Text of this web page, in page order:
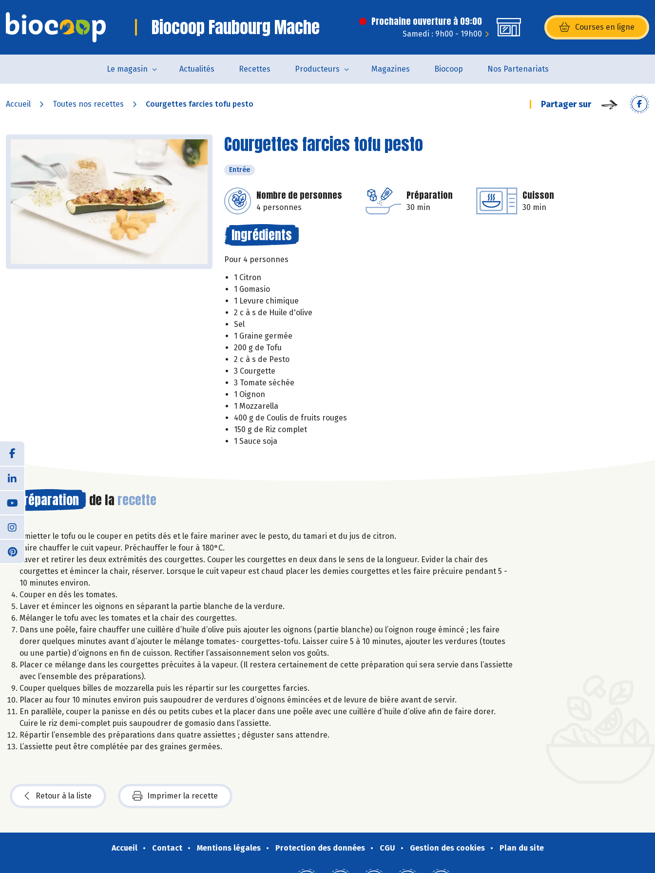
Biocoop Faubourg Mache Prochaine ouverture à 09:00
Samedi : 9h00 - 19h00
Courses en ligne
(s’ouvre dans une nouvelle
Le magasin Actualités Recettes Producteurs Magazines Biocoop Nos Partenariats
Accueil Toutes nos recettes Courgettes farcies tofu pesto Partager sur
Courgettes farcies tofu pesto
Entrée
Nombre de personnes
4 personnes
Préparation
30 min
Cuisson
30 min
Ingrédients
Pour 4 personnes
1 Citron
1 Gomasio
1 Levure chimique
2 c à s de Huile d'olive
Sel
1 Graine germée
200 g de Tofu
2 c à s de Pesto
3 Courgette
3 Tomate séchée
1 Oignon
1 Mozzarella
400 g de Coulis de fruits rouges
150 g de Riz complet
1 Sauce soja
Préparation de la recette
Emietter le tofu ou le couper en petits dés et le faire mariner avec le pesto, du tamari et du jus de citron.
Faire chauffer le cuit vapeur. Préchauffer le four à 180°C.
Laver et retirer les deux extrémités des courgettes. Couper les courgettes en deux dans le sens de la longueur. Evider la chair des
courgettes et émincer la chair, réserver. Lorsque le cuit vapeur est chaud placer les demies courgettes et les faire précuire pendant 5 -
10 minutes environ.
Couper en dés les tomates.
Laver et émincer les oignons en séparant la partie blanche de la verdure.
Mélanger le tofu avec les tomates et la chair des courgettes.
Dans une poêle, faire chauffer une cuillère d’huile d’olive puis ajouter les oignons (partie blanche) ou l’oignon rouge émincé ; les faire
dorer quelques minutes avant d’ajouter le mélange tomates- courgettes-tofu. Laisser cuire 5 à 10 minutes, ajouter les verdures (toutes
ou une partie) d’oignons en fin de cuisson. Rectifier l’assaisonnement selon vos goûts.
Placer ce mélange dans les courgettes précuites à la vapeur. (Il restera certainement de cette préparation qui sera servie dans l’assiette
avec l’ensemble des préparations).
Couper quelques billes de mozzarella puis les répartir sur les courgettes farcies.
Placer au four 10 minutes environ puis saupoudrer de verdures d’oignons émincées et de levure de bière avant de servir.
En parallèle, couper la panisse en dés ou petits cubes et la placer dans une poêle avec une cuillère d’huile d’olive afin de faire dorer.
Cuire le riz demi-complet puis saupoudrer de gomasio dans l’assiette.
Répartir l’ensemble des préparations dans quatre assiettes ; déguster sans attendre.
L’assiette peut être complétée par des graines germées.
Retour à la liste Imprimer la recette
Accueil Contact Mentions légales Protection des données CGU Gestion des cookies Plan du site